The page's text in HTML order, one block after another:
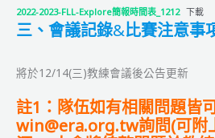
2022-2023-FLL-Explore簡報時間表_1212 下載
三、會議記錄&比賽注意事
將於12/14(三)教練會議後公告更新
註1：隊伍如有相關問題皆
win@era.org.tw詢問(可附